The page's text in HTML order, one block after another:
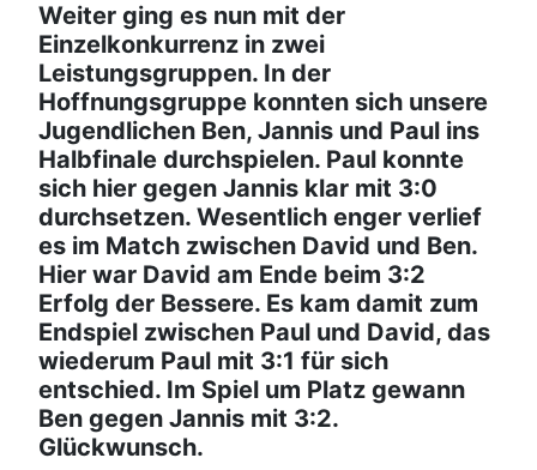
Weiter ging es nun mit der
Einzelkonkurrenz in zwei
Leistungsgruppen. In der
Hoffnungsgruppe konnten sich unsere
Jugendlichen Ben, Jannis und Paul ins
Halbfinale durchspielen. Paul konnte
sich hier gegen Jannis klar mit 3:0
durchsetzen. Wesentlich enger verlief
es im Match zwischen David und Ben.
Hier war David am Ende beim 3:2
Erfolg der Bessere. Es kam damit zum
Endspiel zwischen Paul und David, das
wiederum Paul mit 3:1 für sich
entschied. Im Spiel um Platz gewann
Ben gegen Jannis mit 3:2.
Glückwunsch.